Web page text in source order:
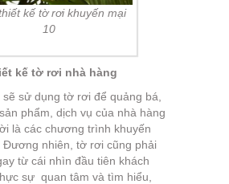
kế tờ rơi khuyến mại
10
kế tờ rơi nhà hàng
sử dụng tờ rơi để quảng bá,
phẩm, dịch vụ của nhà hàng
là các chương trình khuyến
Đương nhiên, tờ rơi cũng phải
từ cái nhìn đầu tiên khách
sự quan tâm và tìm hiểu,